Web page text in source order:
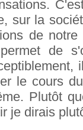
sur la
de
de
le cours
Plutôt
je dirais